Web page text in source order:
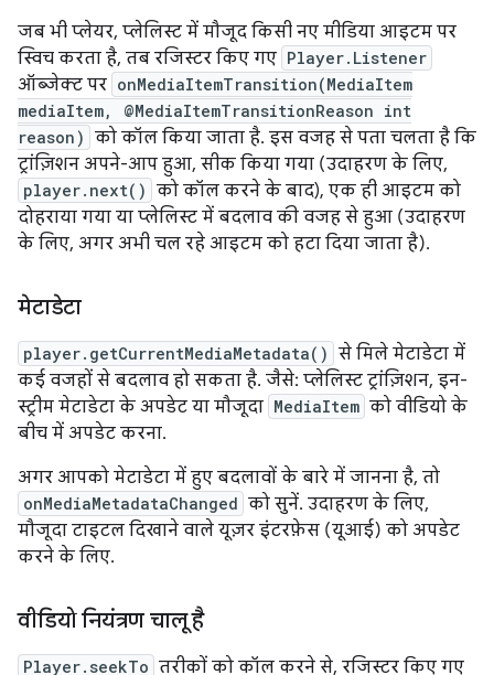
जब भी प्लेयर, प्लेलिस्ट में मौजूद किसी नए मीडिया आइटम पर
स्विच करता है, तब रजिस्टर किए गए Player.Listener
ऑब्जेक्ट पर onMediaItemTransition(MediaItem
mediaItem, @MediaItemTransitionReason int
reason) को कॉल किया जाता है. इस वजह से पता चलता है कि
ट्रांज़िशन अपने-आप हुआ, सीक किया गया (उदाहरण के लिए,
player.next() को कॉल करने के बाद), एक ही आइटम को
दोहराया गया या प्लेलिस्ट में बदलाव की वजह से हुआ (उदाहरण
के लिए, अगर अभी चल रहे आइटम को हटा दिया जाता है).
मेटाडेटा
player.getCurrentMediaMetadata() से मिले मेटाडेटा में
कई वजहों से बदलाव हो सकता है. जैसे: प्लेलिस्ट ट्रांज़िशन, इन-
स्ट्रीम मेटाडेटा के अपडेट या मौजूदा MediaItem को वीडियो के
बीच में अपडेट करना.
अगर आपको मेटाडेटा में हुए बदलावों के बारे में जानना है, तो
onMediaMetadataChanged को सुनें. उदाहरण के लिए,
मौजूदा टाइटल दिखाने वाले यूज़र इंटरफ़ेस (यूआई) को अपडेट
करने के लिए.
वीडियो नियंत्रण चालू है
Player.seekTo तरीकों को कॉल करने से, रजिस्टर किए गए